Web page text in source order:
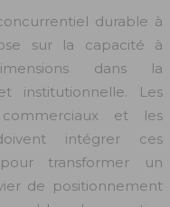
durable à
sur la capacité à
dans la
institutionnelle. Les
et les
intégrer ces
transformer un
de positionnement